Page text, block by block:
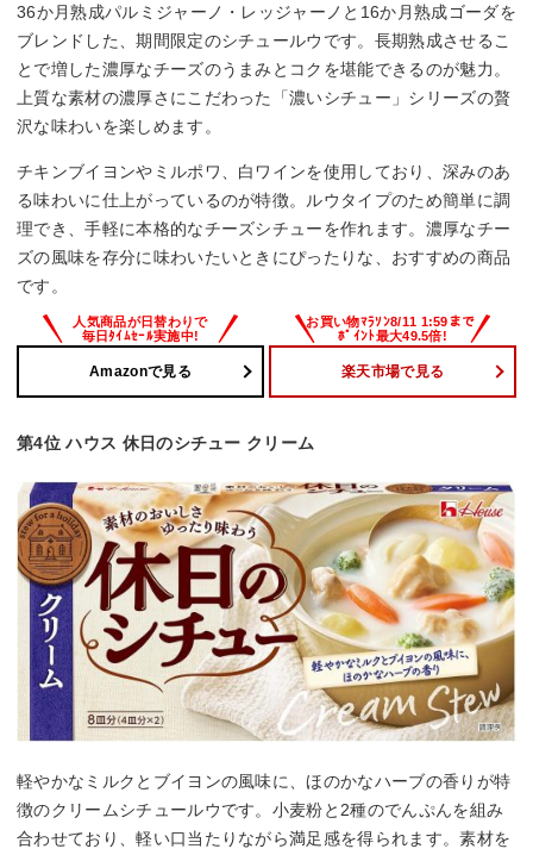
36か月熟成パルミジャーノ・レッジャーノと16か月熟成ゴーダを
ブレンドした、期間限定のシチュールウです。長期熟成させるこ
とで増した濃厚なチーズのうまみとコクを堪能できるのが魅力。
上質な素材の濃厚さにこだわった「濃いシチュー」シリーズの贅
沢な味わいを楽しめます。
チキンブイヨンやミルポワ、白ワインを使用しており、深みのあ
る味わいに仕上がっているのが特徴。ルウタイプのため簡単に調
理でき、手軽に本格的なチーズシチューを作れます。濃厚なチー
ズの風味を存分に味わいたいときにぴったりな、おすすめの商品
です。
Amazonで見る 楽天市場で見る
第4位 ハウス 休日のシチュー クリーム
軽やかなミルクとブイヨンの風味に、ほのかなハーブの香りが特
徴のクリームシチュールウです。小麦粉と2種のでんぷんを組み
合わせており、軽い口当たりながら満足感を得られます。素材を